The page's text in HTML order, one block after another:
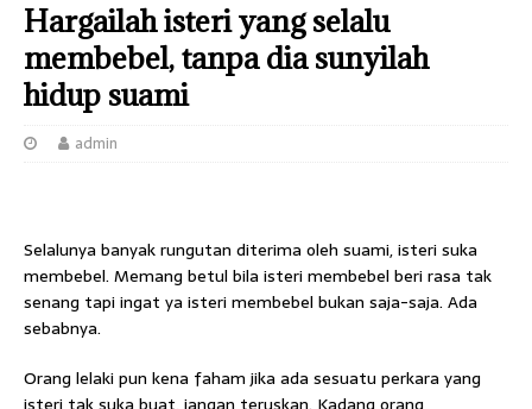
Hargailah isteri yang selalu
membebel, tanpa dia sunyilah
hidup suami
admin
Selalunya banyak rungutan diterima oleh suami, isteri suka
membebel. Memang betul bila isteri membebel beri rasa tak
senang tapi ingat ya isteri membebel bukan saja-saja. Ada
sebabnya.
Orang lelaki pun kena faham jika ada sesuatu perkara yang